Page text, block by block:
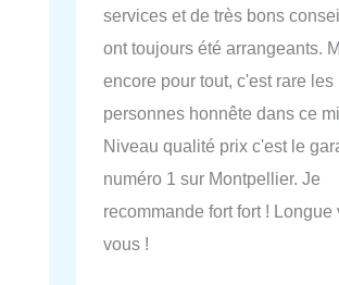
services et de très bons
ont toujours été arrangeants.
encore pour tout, c'est rare les
personnes honnête dans ce
Niveau qualité prix c'est le
numéro 1 sur Montpellier. Je
recommande fort fort ! Longue
vous !